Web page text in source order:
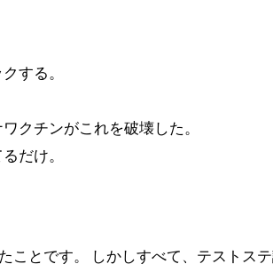
する。
クチンがこれを破壊した。
だけ。
ことです。 しかしすべて、テストス